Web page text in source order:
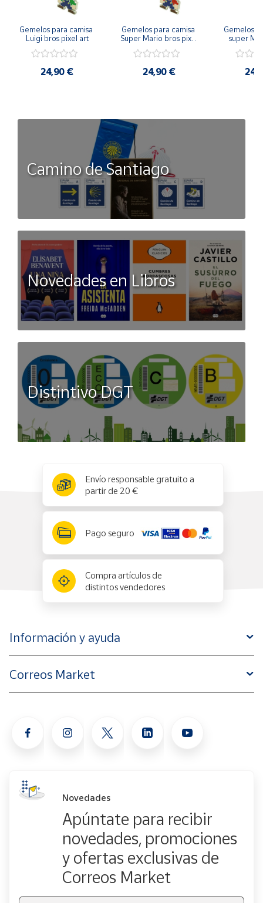
Gemelos para camisa
Luigi bros pixel art
24,90 €
Gemelos para camisa
Super Mario bros pixel
24,90 €
Gemelos
super
Camino de Santiago
Novedades en Libros
Distintivo DGT
Envío responsable gratuito a
partir de 20 €
Pago seguro
Compra artículos de
distintos vendedores
Información y ayuda
Correos Market
Novedades
Apúntate para recibir
novedades, promociones
y ofertas exclusivas de
Correos Market